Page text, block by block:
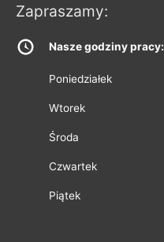
Zapraszamy:
Nasze godziny pracy:
Poniedziałek
Wtorek
Środa
Czwartek
Piątek